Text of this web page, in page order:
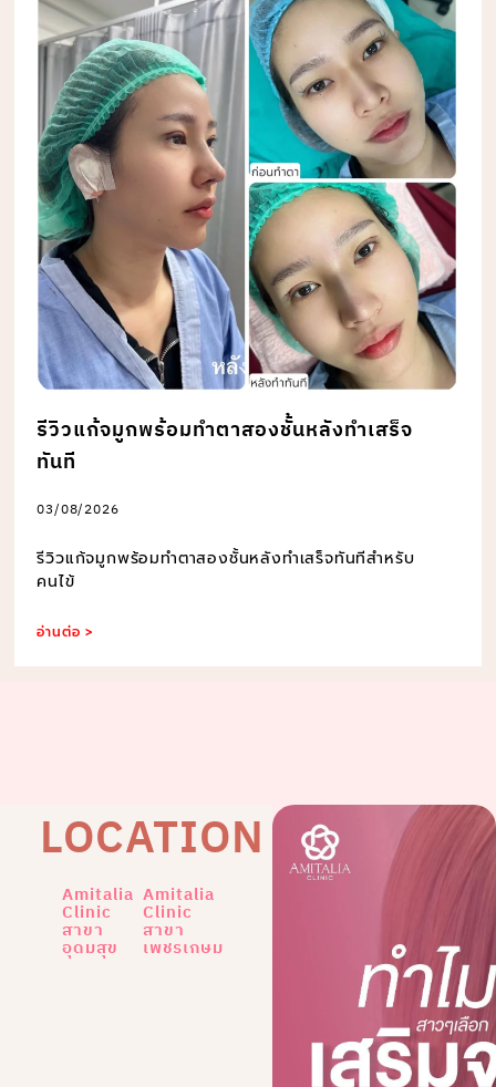
รีวิวแก้จมูกพร้อมทำตาสองชั้นหลังทำเสร็จ
ทันที
03/08/2026
รีวิวแก้จมูกพร้อมทำตาสองชั้นหลังทำเสร็จทันทีสำหรับ
คนไข้
อ่านต่อ >
LOCATION
Amitalia
Clinic
สาขา
อุดมสุข
Amitalia
Clinic
สาขา
เพชรเกษม